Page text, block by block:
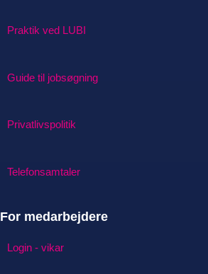
Praktik ved LUBI
Guide til jobsøgning
Privatlivspolitik
Telefonsamtaler
For medarbejdere
Login - vikar